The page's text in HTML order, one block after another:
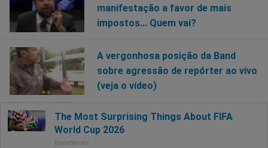
manifestação a favor de mais
impostos... Quem vai?
A vergonhosa posição da Band
sobre agressão de repórter ao vivo
(veja o vídeo)